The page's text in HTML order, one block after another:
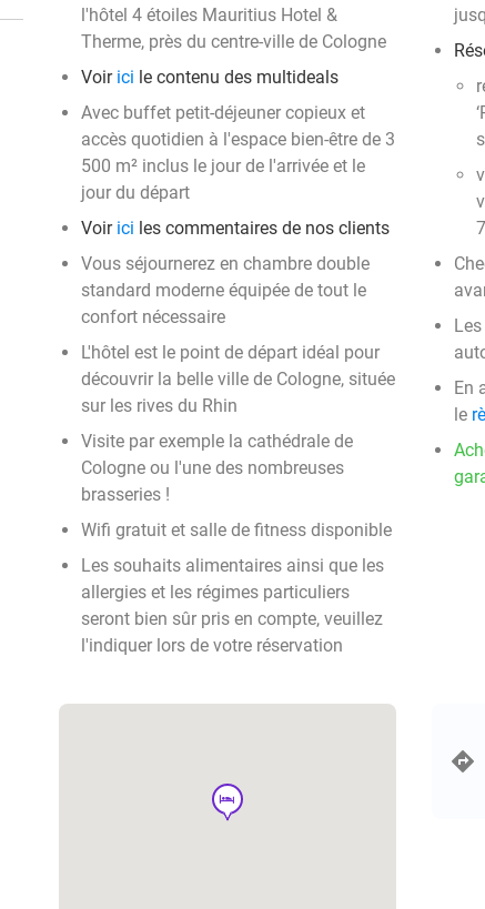
l'hôtel 4 étoiles Mauritius Hotel &
Therme, près du centre-ville de Cologne
Voir ici le contenu des multideals
Avec buffet petit-déjeuner copieux et
accès quotidien à l'espace bien-être de 3
500 m² inclus le jour de l'arrivée et le
jour du départ
Voir ici les commentaires de nos clients
Vous séjournerez en chambre double
standard moderne équipée de tout le
confort nécessaire
L'hôtel est le point de départ idéal pour
découvrir la belle ville de Cologne, située
sur les rives du Rhin
Visite par exemple la cathédrale de
Cologne ou l'une des nombreuses
brasseries !
Wifi gratuit et salle de fitness disponible
Les souhaits alimentaires ainsi que les
allergies et les régimes particuliers
seront bien sûr pris en compte, veuillez
l'indiquer lors de votre réservation
En
le
hotel